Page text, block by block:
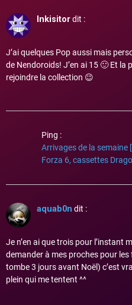
Inkisitordit :
J’ai quelques Pop aussi mais
de Nendoroids! J’en ai 15 🙂 Et la
rejoindre la collection 😉
Ping :
Arrivages de la semaine
Forza 6, cassettes
aquab0n dit :
Je n’en ai que trois pour l’instant
demander à mes proches pour
tombe 3 jours avant Noël) c’est
plein qui me tentent ^^